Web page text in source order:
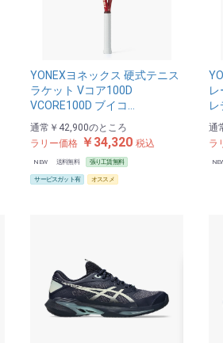
YONEXヨネックス 硬式テニス
ラケット Vコア100D
VCORE100D ブイコ…
通常 ￥42,900のところ
ラリー価格 ￥34,320税込
NEW 送料無料 張り工賃無料
サービスガット有 オススメ
レ
通
ラ